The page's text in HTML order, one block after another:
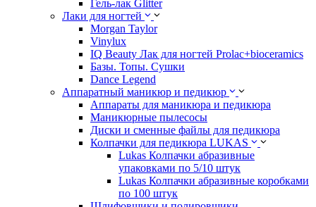
Гель-лак Glitter
Лаки для ногтей
Morgan Taylor
Vinylux
IQ Beauty Лак для ногтей Prolac+bioceramics
Базы. Топы. Сушки
Dance Legend
Аппаратный маникюр и педикюр
Аппараты для маникюра и педикюра
Маникюрные пылесосы
Диски и сменные файлы для педикюра
Колпачки для педикюра LUKAS
Lukas Колпачки абразивные
упаковками по 5/10 штук
Lukas Колпачки абразивные коробками
по 100 штук